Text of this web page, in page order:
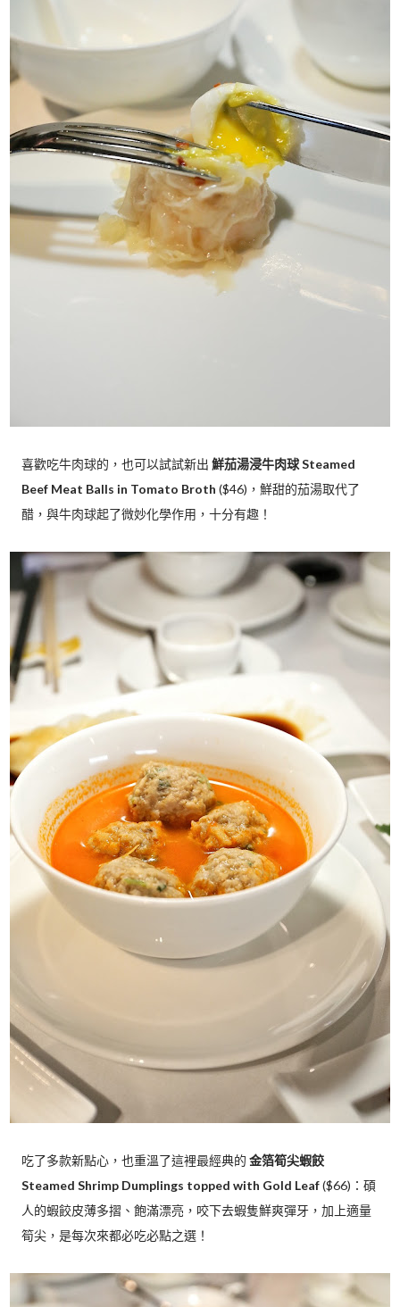
喜歡吃牛肉球的，也可以試試新出 鮮茄湯浸牛肉球 Steamed
Beef Meat Balls in Tomato Broth ($46)，鮮甜的茄湯取代了
醋，與牛肉球起了微妙化學作用，十分有趣！
吃了多款新點心，也重溫了這裡最經典的 金箔筍尖蝦餃
Steamed Shrimp Dumplings topped with Gold Leaf($66)：碩
人的蝦餃皮薄多摺、飽滿漂亮，咬下去蝦隻鮮爽彈牙，加上適量
筍尖，是每次來都必吃必點之選！